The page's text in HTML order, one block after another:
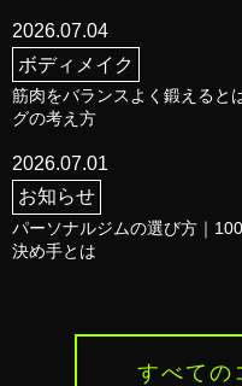
2026.07.04
ボディメイク
筋肉をバランスよく鍛えると
グの考え方
2026.07.01
お知らせ
パーソナルジムの選び方｜
決め手とは
すべての